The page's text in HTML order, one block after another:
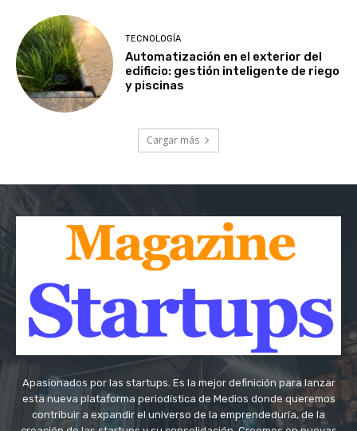
TECNOLOGÍA
Automatización en el exterior del
edificio: gestión inteligente de riego
y piscinas
Cargar más
Apasionados por las startups. Es la mejor definición para lanzar
esta nueva plataforma periodística de Medios donde queremos
contribuir a expandir el universo de la emprendeduría, de la